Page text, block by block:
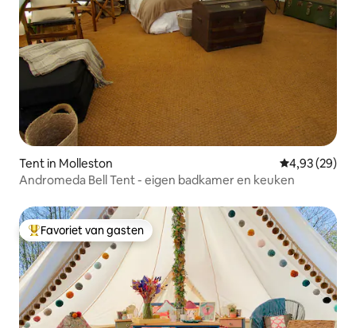
Tent in Molleston Gemiddelde
4,93 (29)
Andromeda Bell Tent - eigen badkamer en keuken
Topfavoriet van gasten
Favoriet van gasten